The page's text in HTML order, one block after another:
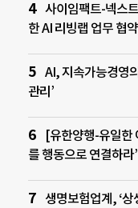
사이임팩트-넥스
한 AI 리빙랩 업무 협
AI, 지속가능경영
관리’
[유한양행-유일한
를 행동으로 연결하라
생명보험업계, ‘상